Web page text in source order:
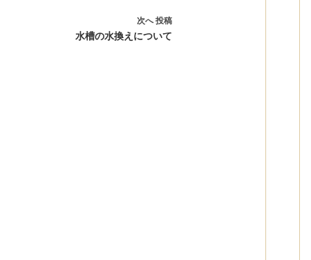
次へ投稿
水槽の水換えについて